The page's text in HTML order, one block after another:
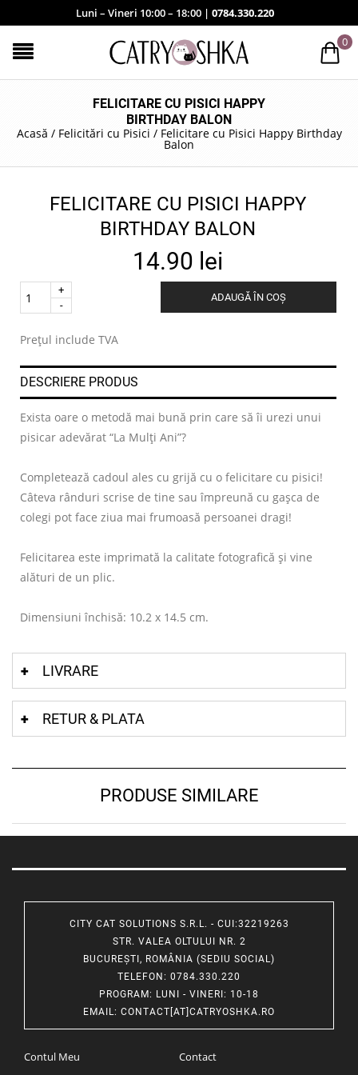
Luni – Vineri 10:00 – 18:00 | 0784.330.220
0
FELICITARE CU PISICI HAPPY
BIRTHDAY BALON
Acasă / Felicitări cu Pisici / Felicitare cu Pisici Happy Birthday
Balon
FELICITARE CU PISICI HAPPY
BIRTHDAY BALON
14.90 lei
Quantity
ADAUGĂ ÎN COȘ
Prețul include TVA
DESCRIERE PRODUS
Exista oare o metodă mai bună prin care să îi urezi unui
pisicar adevărat “La Mulți Ani”?
Completează cadoul ales cu grijă cu o felicitare cu pisici!
Câteva rânduri scrise de tine sau împreună cu gașca de
colegi pot face ziua mai frumoasă persoanei dragi!
Felicitarea este imprimată la calitate fotografică și vine
alături de un plic.
Dimensiuni închisă: 10.2 x 14.5 cm.
LIVRARE
RETUR & PLATA
PRODUSE SIMILARE
CITY CAT SOLUTIONS S.R.L. - CUI:32219263
STR. VALEA OLTULUI NR. 2
BUCUREȘTI, ROMÂNIA (SEDIU SOCIAL)
TELEFON : 0784.330.220
PROGRAM: LUNI - VINERI: 10-18
EMAIL: CONTACT[AT]CATRYOSHKA.RO
Contul Meu
Contact